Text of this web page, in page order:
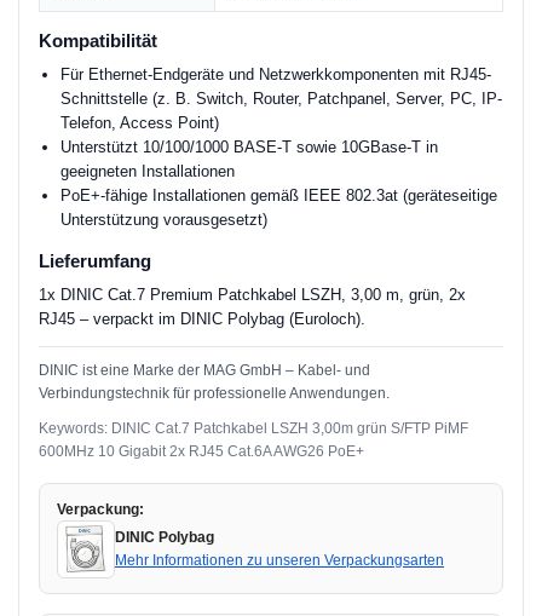
Kompatibilität
Für Ethernet-Endgeräte und Netzwerkkomponenten mit RJ45-
Schnittstelle (z. B. Switch, Router, Patchpanel, Server, PC, IP-
Telefon, Access Point)
Unterstützt 10/100/1000 BASE-T sowie 10GBase-T in
geeigneten Installationen
PoE+-fähige Installationen gemäß IEEE 802.3at (geräteseitige
Unterstützung vorausgesetzt)
Lieferumfang
1x DINIC Cat.7 Premium Patchkabel LSZH, 3,00 m, grün, 2x
RJ45 – verpackt im DINIC Polybag (Euroloch).
DINIC ist eine Marke der MAG GmbH – Kabel- und
Verbindungstechnik für professionelle Anwendungen.
Keywords: DINIC Cat.7 Patchkabel LSZH 3,00m grün S/FTP PiMF
600MHz 10 Gigabit 2x RJ45 Cat.6A AWG26 PoE+
Verpackung:
DINIC Polybag
Mehr Informationen zu unseren Verpackungsarten